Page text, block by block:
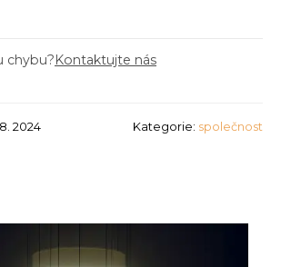
chybu?Kontaktujte nás
2024 Kategorie: společnost